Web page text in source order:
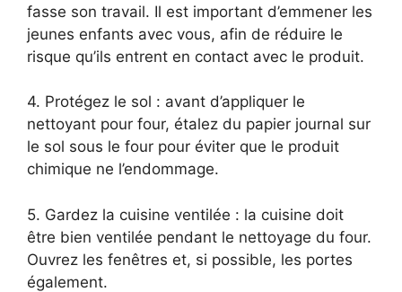
fasse son travail. Il est important d’emmener les
jeunes enfants avec vous, afin de réduire le
risque qu’ils entrent en contact avec le produit.
4. Protégez le sol : avant d’appliquer le
nettoyant pour four, étalez du papier journal sur
le sol sous le four pour éviter que le produit
chimique ne l’endommage.
5. Gardez la cuisine ventilée : la cuisine doit
être bien ventilée pendant le nettoyage du four.
Ouvrez les fenêtres et, si possible, les portes
également.